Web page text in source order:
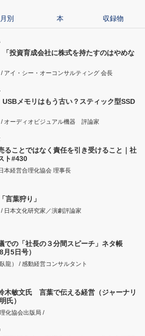
月別 本 収録物
投資育成会社に株式を持たすのはやめな
アイ・シー・オーコンサルティング 会長
メモリはもう古い？スティック型SSD
/ オーディオビジュアル機器 評論家
ることではなく責任を引き受けること｜社
ト#430
本経営合理化協会 理事長
葉狩り」
日本文化研究家／演劇評論家
での「社長の３分間スピーチ」ネタ帳
月5日号）
龍） / 感動経営コンサルタント
木敏文氏 言葉で伝える経営（ジャーナリ
氏）
化協会出版局 /